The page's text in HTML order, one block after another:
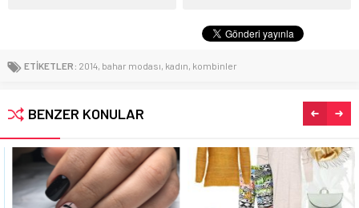
ETİKETLER: 2014 bahar modası kadın kombinler
BENZER KONULAR